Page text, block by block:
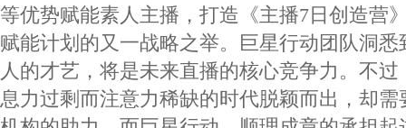
等优势赋能素人主播，打造《主播7日创造营
赋能计划的又一战略之举。巨星行动团队洞
人的才艺，将是未来直播的核心竞争力。不
息力过剩而注意力稀缺的时代脱颖而出，却